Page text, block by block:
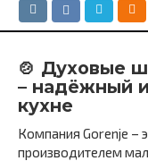
🍲 Духовые
– надёжный
кухне
Компания Gorenje –
производителем